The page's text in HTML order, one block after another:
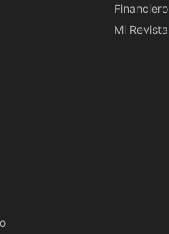
Financiero
Mi Revista